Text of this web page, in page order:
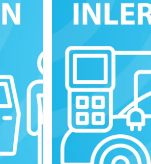
Op locatie
6 mnd
Snel ter plaatse